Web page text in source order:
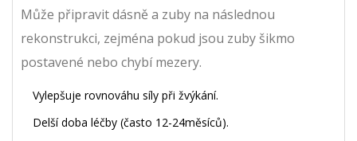
Může připravit dásně a zuby na následnou
rekonstrukci, zejména pokud jsou zuby šikmo
postavené nebo chybí mezery.
Vylepšuje rovnováhu síly při žvýkání.
Delší doba léčby (často 12-24měsíců).